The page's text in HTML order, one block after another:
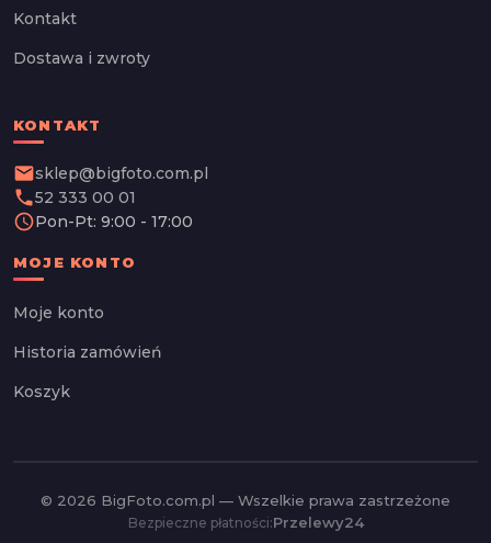
Kontakt
Dostawa i zwroty
KONTAKT
emailsklep@bigfoto.com.pl
phone52 333 00 01
schedulePon-Pt: 9:00 - 17:00
MOJE KONTO
Moje konto
Historia zamówień
Koszyk
© 2026 BigFoto.com.pl — Wszelkie prawa zastrzeżone
Bezpieczne płatności:Przelewy24